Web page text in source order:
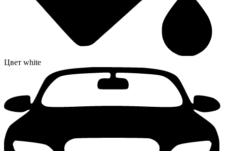
Цвет white